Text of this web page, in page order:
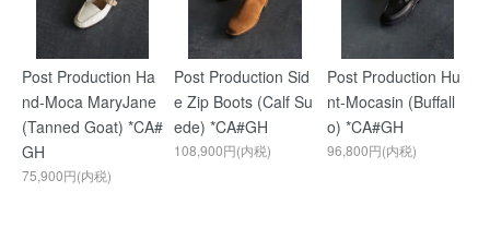
Post Production Ha
nd-Moca MaryJane
(Tanned Goat) *CA#
GH
75,900円(内税)
Post Production Sid
e Zip Boots (Calf Su
ede) *CA#GH
108,900円(内税)
Post Production Hu
nt-Mocasin (Buffall
o) *CA#GH
96,800円(内税)